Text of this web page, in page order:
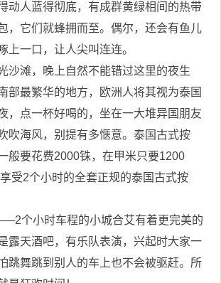
动人蓝得彻底，有成群黄绿相间的热带
，它们就蜂拥而至。偶尔，还会有鱼儿
上一口，让人尖叫连连。
滩，晚上自然不能错过这里的夜生
部最繁华的地方，欧洲人将其视为泰国
，点一杯好喝的，坐在一大堆异国朋友
吹海风，别提有多惬意。泰国古式按
般要花费2000铢，在甲米只要1200
受2个小时的全套正规的泰国古式按
小时车程的小城合艾有着更完美的
露天酒吧，有乐队表演，兴起时大家一
跳舞跳到别人的车上也不会被驱赶。所